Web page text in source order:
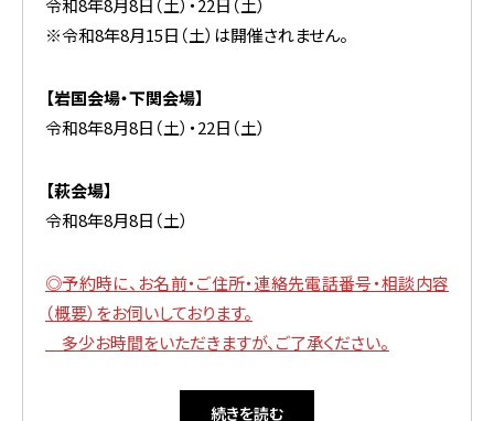
令和8年8月8日（土）・22日（土）
※令和8年8月15日（土）は開催されません。
【岩国会場・下関会場】
令和8年8月8日（土）・22日（土）
【萩会場】
令和8年8月8日（土）
◎予約時に、お名前・ご住所・連絡先電話番号・相談内容
（概要）をお伺いしております。
多少お時間をいただきますが、ご了承ください。
続きを読む